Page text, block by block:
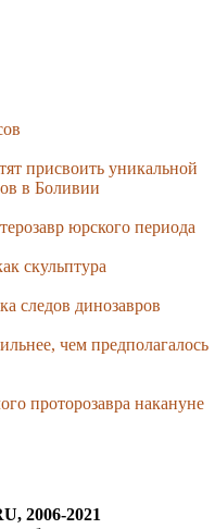
присвоить уникальной
в Боливии
юрского периода
скульптура
следов динозавров
чем предполагалось
проторозавра накануне
2006-2021